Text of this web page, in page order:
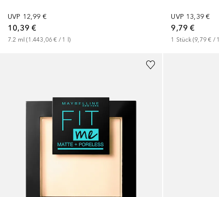
UVP 12,99 €
10,39 €
7.2 ml (1.443,06 € / 1 l)
UVP 13,39 €
9,79 €
1 Stück (9,79 € / 1
+3 +6